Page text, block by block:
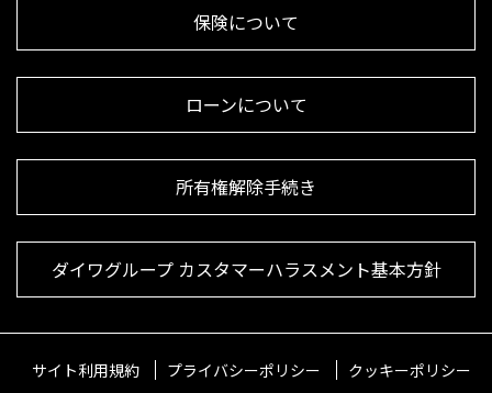
保険について
ローンについて
所有権解除手続き
ダイワグループ カスタマーハラスメント基本方針
サイト利用規約 プライバシーポリシー クッキーポリシー